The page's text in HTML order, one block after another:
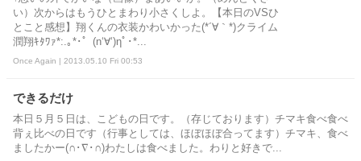
い）次からはもうひとまわり小さくしよ。【本日のVSひ
とこと感想】翔くんの衣装かわいかった(*´∀｀*)クライム
潤翔ｷﾀﾜｧ*:.｡*･゜(n‘∀‘)ηﾟ･*...
Once Again | 2013.05.10 Fri 00:53
できるだけ
本日５月５日は、こどもの日です。（存じております）チマキ食べ食べ
背ぇ比べの日です（行事としては、ほぼほぼ合ってます）チマキ、食べ
ましたかー(∩･∇･∩)わたしは食べました。わりと好きで...